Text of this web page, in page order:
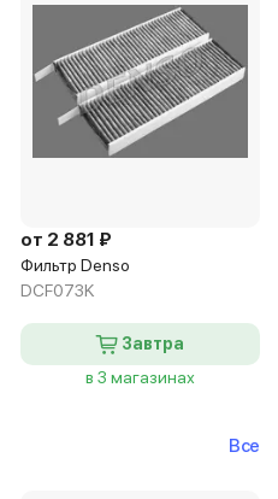
от 2 881 ₽
Фильтр Denso
DCF073K
Завтра
в 3 магазинах
Все